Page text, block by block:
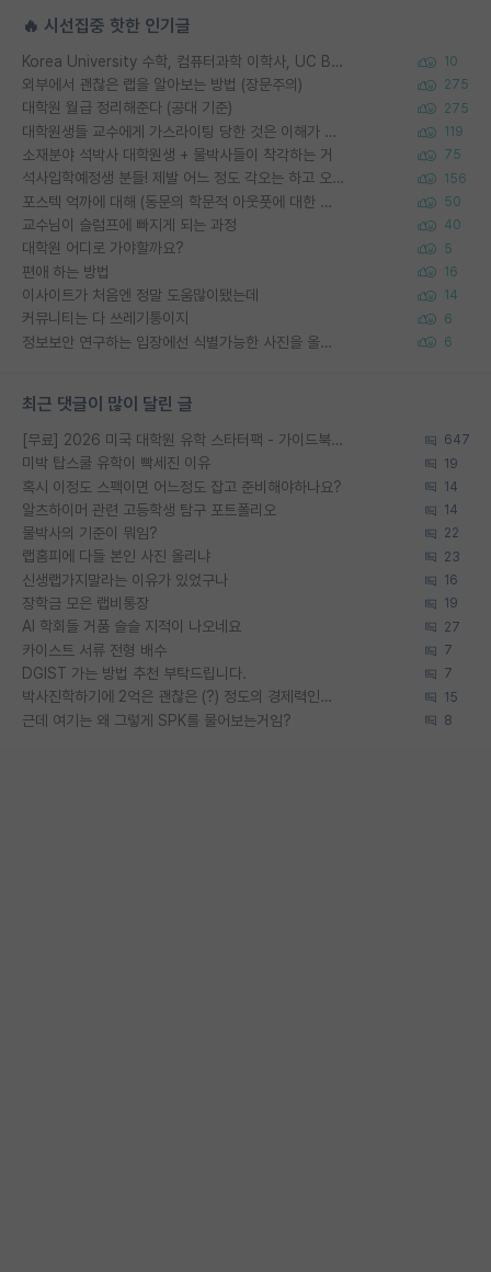
🔥 시선집중 핫한 인기글
Korea University 수학, 컴퓨터과학 이학사, UC Berkeley 산업공학 대학원 공학박사가 되는 것은 쉽지 않겠죠? 10
외부에서 괜찮은 랩을 알아보는 방법 (장문주의) 275
대학원 월급 정리해준다 (공대 기준) 275
대학원생들 교수에게 가스라이팅 당한 것은 이해가 갑니다. 안타깝네요. 119
소재분야 석박사 대학원생 + 물박사들이 착각하는 거 75
석사입학예정생 분들! 제발 어느 정도 각오는 하고 오세요. 156
포스텍 억까에 대해 (동문의 학문적 아웃풋에 대한 반박) 50
교수님이 슬럼프에 빠지게 되는 과정 40
대학원 어디로 가야할까요? 5
편애 하는 방법 16
이사이트가 처음엔 정말 도움많이됐는데 14
커뮤니티는 다 쓰레기통이지 6
정보보안 연구하는 입장에선 식별가능한 사진을 올리는건 비추이긴함 6
최근 댓글이 많이 달린 글
[무료] 2026 미국 대학원 유학 스타터팩 - 가이드북 & 합격자 컨택메일 템플릿 647
미박 탑스쿨 유학이 빡세진 이유 19
혹시 이정도 스펙이면 어느정도 잡고 준비해야하나요? 14
알츠하이머 관련 고등학생 탐구 포트폴리오 14
물박사의 기준이 뭐임? 22
랩홈피에 다들 본인 사진 올리냐 23
신생랩가지말라는 이유가 있었구나 16
장학금 모은 랩비통장 19
AI 학회들 거품 슬슬 지적이 나오네요 27
카이스트 서류 전형 배수 7
DGIST 가는 방법 추천 부탁드립니다. 7
박사진학하기에 2억은 괜찮은 (?) 정도의 경제력인가요 15
근데 여기는 왜 그렇게 SPK를 물어보는거임? 8